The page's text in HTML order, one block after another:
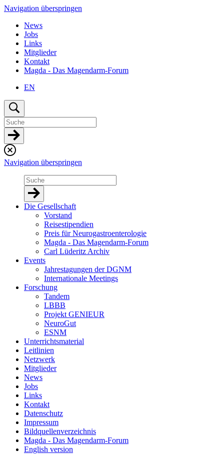
Navigation überspringen
News
Jobs
Links
Mitglieder
Kontakt
Magda - Das Magendarm-Forum
EN
Navigation überspringen
Die Gesellschaft
Vorstand
Reisestipendien
Preis für Neuro­gastroenterologie
Magda - Das Magendarm-Forum
Carl Lüderitz Archiv
Events
Jahrestagungen der DGNM
Internationale Meetings
Forschung
Tandem
LBBB
Projekt GENIEUR
NeuroGut
ESNM
Unterrichtsmaterial
Leitlinien
Netzwerk
Mitglieder
News
Jobs
Links
Kontakt
Datenschutz
Impressum
Bildquellenverzeichnis
Magda - Das Magendarm-Forum
English version